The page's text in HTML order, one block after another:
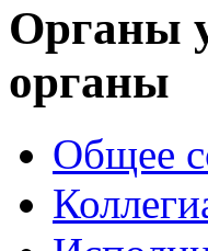
Органы
органы
Общее